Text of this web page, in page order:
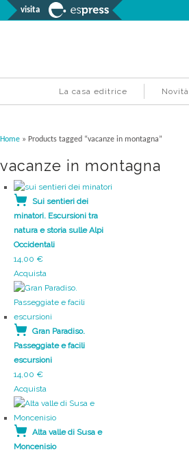
visita
La casa editrice Novità
Home » Products tagged “vacanze in montagna”
vacanze in montagna
Sui sentieri dei
minatori. Escursioni tra
natura e storia sulle Alpi
Occidentali
14,00 €
Acquista
Gran Paradiso.
Passeggiate e facili
escursioni
14,00 €
Acquista
Alta valle di Susa e
Moncenisio